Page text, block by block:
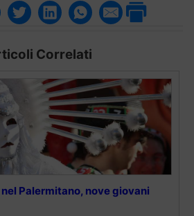
Correlati
Palermitano, nove giovani